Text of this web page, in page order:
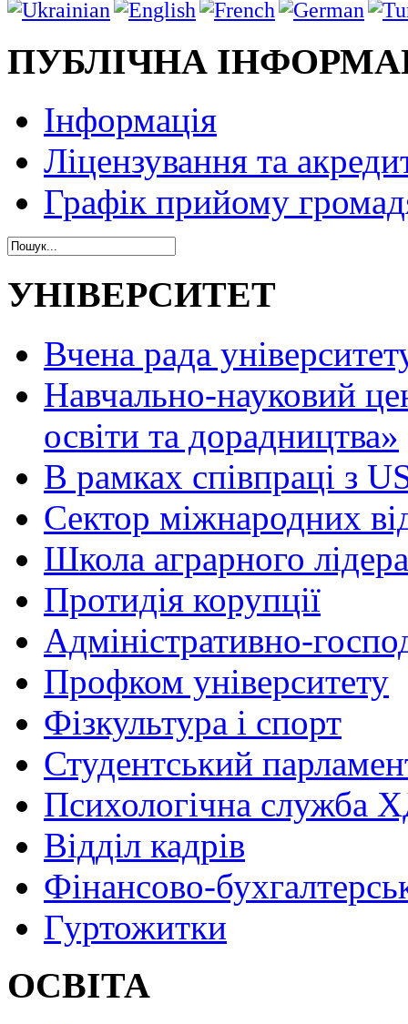
ПУБЛІЧНА
Інформація
Ліцензування та
Графік прийому
УНІВЕРСИТЕТ
Вчена рада
Навчально-науковий
освіти та дорадництва»
В рамках співпраці з
Сектор міжнародних
Школа аграрного лідера
Протидія корупції
Адміністративно-
Профком університету
Фізкультура і спорт
Студентський
Психологічна служба
Відділ кадрів
Фінансово-
Гуртожитки
ОСВІТА